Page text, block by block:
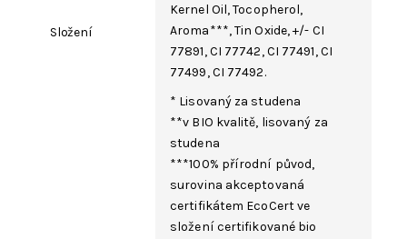
Složení
Kernel Oil,Tocopherol,
Aroma***,Tin Oxide, +/- CI
77891,CI 77742,CI 77491,CI
77499,CI 77492.
* Lisovaný za studena
**v BIO kvalitě, lisovaný za
studena
***100% přírodní původ,
surovina akceptovaná
certifikátem EcoCert ve
složení certifikované bio